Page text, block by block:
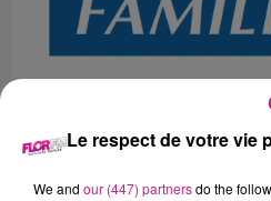
Peut-être avez-vous
ou encore des e-mails provenant
CAF. Attention, ce sont des
Le respect de votre vie
We and our (447) partnersdo the